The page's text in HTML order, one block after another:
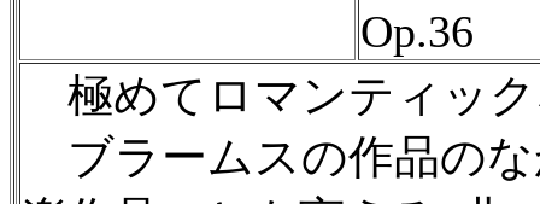
Op.36
極めてロマンティッ
ブラームスの作品の